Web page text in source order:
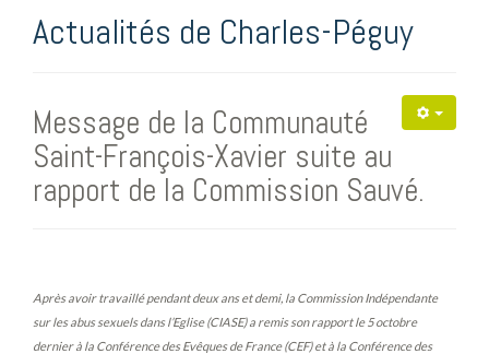
Actualités de Charles-Péguy
Message de la Communauté
Saint-François-Xavier suite au
rapport de la Commission Sauvé.
Après avoir travaillé pendant deux ans et demi, la Commission Indépendante
sur les abus sexuels dans l’Eglise (CIASE) a remis son rapport le 5 octobre
dernier à la Conférence des Evêques de France (CEF) et à la Conférence des